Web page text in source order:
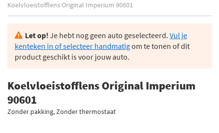
Koelvloeistofflens Original Imperium 90601
Let op! Je hebt nog geen auto geselecteerd. Vul je
kenteken in of selecteer handmatigom te tonen of dit
product geschikt is voor jouw auto.
Koelvloeistofflens Original Imperium
90601
Zonder pakking, Zonder thermostaat